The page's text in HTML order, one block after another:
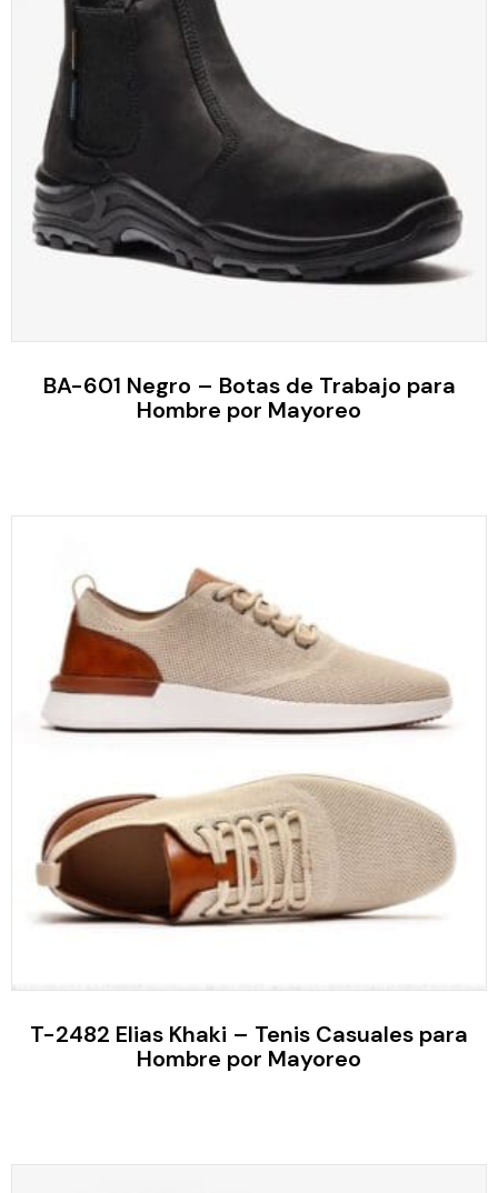
BA-601 Negro – Botas de Trabajo para
Hombre por Mayoreo
T-2482 Elias Khaki – Tenis Casuales para
Hombre por Mayoreo